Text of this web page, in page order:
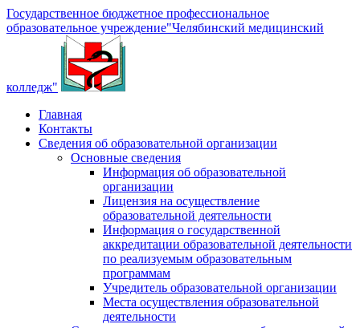
Государственное бюджетное профессиональное
образовательное учреждение"Челябинский медицинский
колледж"
Главная
Контакты
Сведения об образовательной организации
Основные сведения
Информация об образовательной
организации
Лицензия на осуществление
образовательной деятельности
Информация о государственной
аккредитации образовательной деятельности
по реализуемым образовательным
программам
Учредитель образовательной организации
Места осуществления образовательной
деятельности